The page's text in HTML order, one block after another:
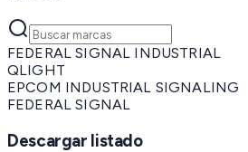
FEDERAL SIGNAL INDUSTRIAL
QLIGHT
EPCOM INDUSTRIAL SIGNALING
FEDERAL SIGNAL
Descargar listado